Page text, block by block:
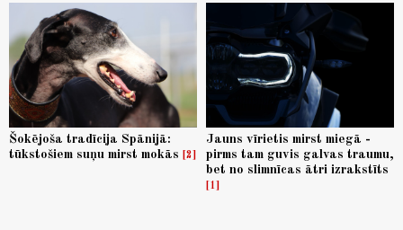
Šokējoša tradīcija Spānijā:
tūkstošiem suņu mirst mokās
2
Jauns vīrietis mirst miegā -
pirms tam guvis galvas traumu,
bet no slimnīcas ātri izrakstīts
1